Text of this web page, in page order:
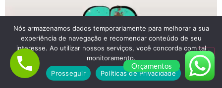
Orçamentos
Nós armazenamos dados temporariamente para melhorar a sua
experiência de navegação e recomendar conteúdo de seu
interesse. Ao utilizar nossos serviços, você concorda com tal
monitoramento.
Prosseguir
Políticas de Privacidade